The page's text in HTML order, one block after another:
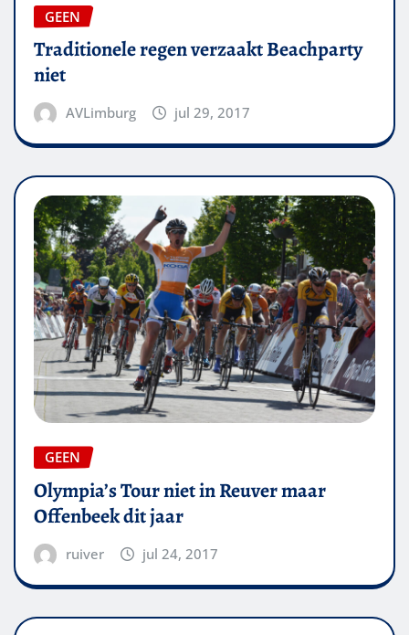
GEEN
Traditionele regen verzaakt Beachparty
niet
AVLimburg jul 29, 2017
GEEN
Olympia’s Tour niet in Reuver maar
Offenbeek dit jaar
ruiver jul 24, 2017